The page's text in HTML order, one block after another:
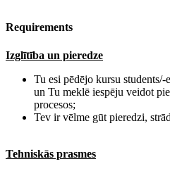
Requirements
Izglītība un pieredze
Tu esi pēdējo kursu
un Tu meklē iespēju veidot
procesos;
Tev ir vēlme gūt pieredzi,
​Tehniskās prasmes